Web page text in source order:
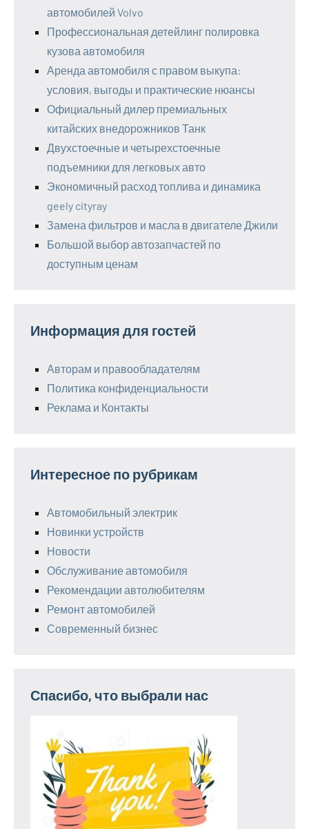
автомобилей Volvo
Профессиональная детейлинг полировка
кузова автомобиля
Аренда автомобиля с правом выкупа:
условия, выгоды и практические нюансы
Официальный дилер премиальных
китайских внедорожников Танк
Двухстоечные и четырехстоечные
подъемники для легковых авто
Экономичный расход топлива и динамика
geely cityray
Замена фильтров и масла в двигателе Джили
Большой выбор автозапчастей по
доступным ценам
Информация для гостей
Авторам и правообладателям
Политика конфиденциальности
Реклама и Контакты
Интересное по рубрикам
Автомобильный электрик
Новинки устройств
Новости
Обслуживание автомобиля
Рекомендации автолюбителям
Ремонт автомобилей
Современный бизнес
Спасибо, что выбрали нас